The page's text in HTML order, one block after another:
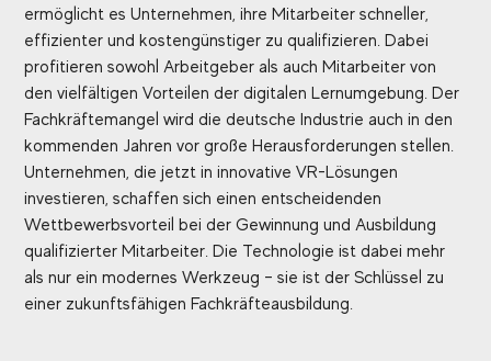
ermöglicht es Unternehmen, ihre Mitarbeiter schneller,
effizienter und kostengünstiger zu qualifizieren. Dabei
profitieren sowohl Arbeitgeber als auch Mitarbeiter von
den vielfältigen Vorteilen der digitalen Lernumgebung. Der
Fachkräftemangel wird die deutsche Industrie auch in den
kommenden Jahren vor große Herausforderungen stellen.
Unternehmen, die jetzt in innovative VR-Lösungen
investieren, schaffen sich einen entscheidenden
Wettbewerbsvorteil bei der Gewinnung und Ausbildung
qualifizierter Mitarbeiter. Die Technologie ist dabei mehr
als nur ein modernes Werkzeug – sie ist der Schlüssel zu
einer zukunftsfähigen Fachkräfteausbildung.